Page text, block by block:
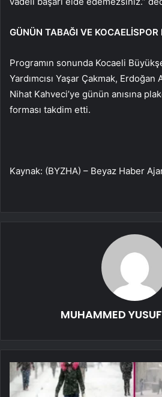
GÜNÜN TABAĞI VE KOCAELİSPOR
Programın sonunda Kocaeli
Yardımcısı Yaşar Çakmak, Erdoğan
Nihat Kahveci’ye günün anısına
forması takdim etti.
Kaynak: (BYZHA) – Beyaz Haber
MUHAMMED